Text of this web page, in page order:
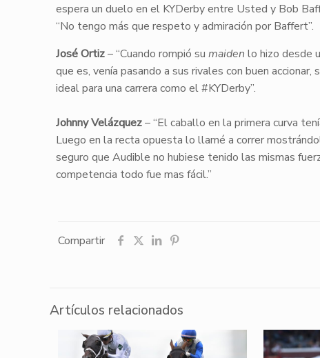
espera un duelo en el KYDerby entre Usted y Bob
“No tengo más que respeto y admiración por Baffert”.
José Ortiz– “Cuando rompió su maiden lo hizo desde
que es, venía pasando a sus rivales con buen
ideal para una carrera como el #KYDerby”.
Johnny Velázquez– “El caballo en la primera curva
Luego en la recta opuesta lo llamé a correr
seguro que Audible no hubiese tenido las mismas
competencia todo fue mas fácil.”
Compartir
Artículos relacionados